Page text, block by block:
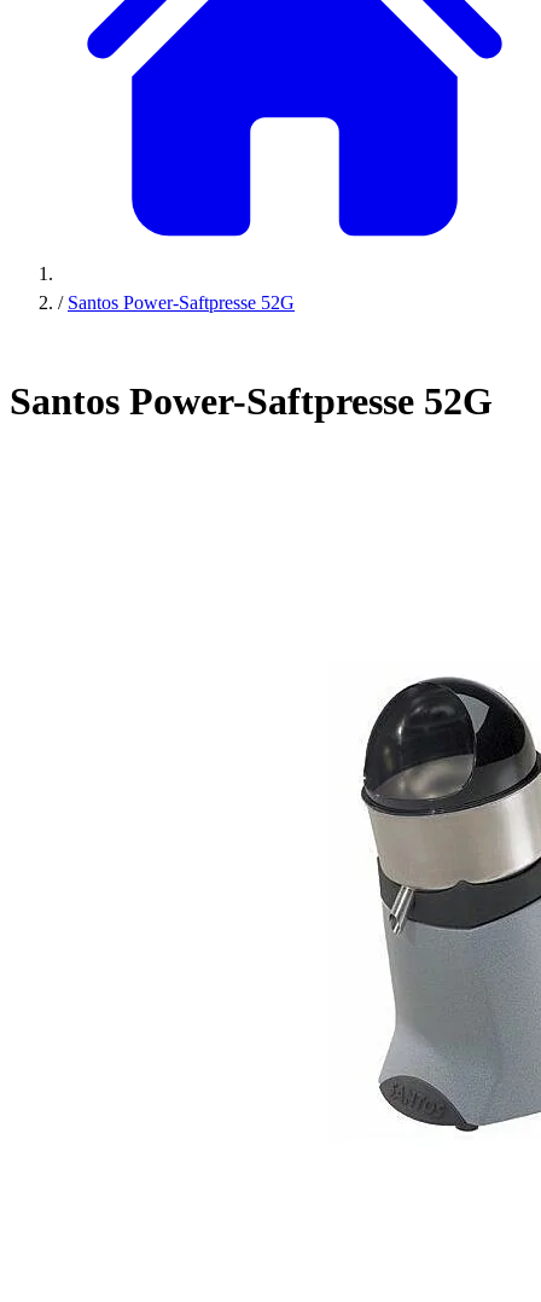
/ Santos Power-Saftpresse 52G
Santos Power-Saftpresse 52G